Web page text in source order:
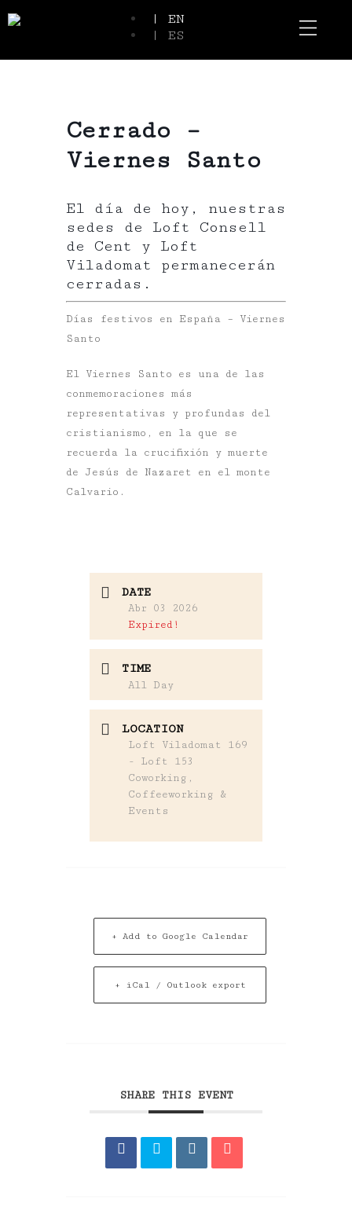
| EN
| ES
Cerrado –
Viernes Santo
El día de hoy, nuestras
sedes de Loft Consell
de Cent y Loft
Viladomat permanecerán
cerradas.
Días festivos en España – Viernes
Santo
El Viernes Santo es una de las
conmemoraciones más
representativas y profundas del
cristianismo, en la que se
recuerda la crucifixión y muerte
de Jesús de Nazaret en el monte
Calvario.
DATE
Abr 03 2026
Expired!
TIME
All Day
LOCATION
Loft Viladomat 169
- Loft 153
Coworking,
Coffeeworking &
Events
+ Add to Google Calendar
+ iCal / Outlook export
SHARE THIS EVENT